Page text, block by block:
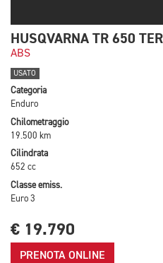
HUSQVARNA TR 650
ABS
USATO
Categoria
Enduro
Chilometraggio
19.500 km
Cilindrata
652 cc
Classe emiss.
Euro 3
€ 19.790
PRENOTA ONLINE